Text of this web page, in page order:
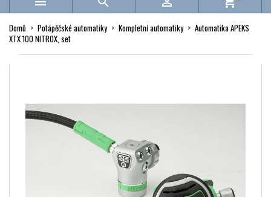
Domů Potápěčské automatiky Kompletní automatiky
Automatika APEKS
XTX 100 NITROX, set